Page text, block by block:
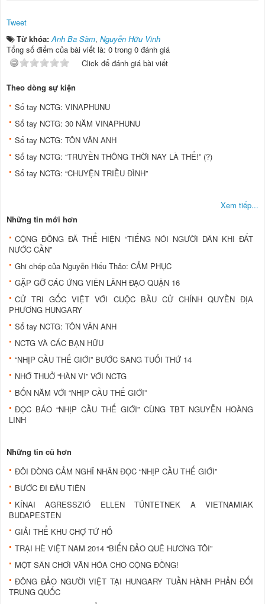
Tweet
Từ khóa:Anh Ba Sàm, Nguyễn Hữu Vinh
Tổng số điểm của bài viết là: 0 trong 0 đánh giá
Click để đánh giá bài viết
Theo dòng sự kiện
Sổ tay NCTG: VINAPHUNU
Sổ tay NCTG: 30 NĂM VINAPHUNU
Sổ tay NCTG: TÔN VÂN ANH
Sổ tay NCTG: “TRUYỀN THÔNG THỜI NAY LÀ THẾ!” (?)
Sổ tay NCTG: “CHUYỆN TRIỀU ĐÌNH”
Xem tiếp...
Những tin mới hơn
CỘNG ĐỒNG ĐÃ THỂ HIỆN “TIẾNG NÓI NGƯỜI DÂN KHI ĐẤT
NƯỚC CẦN”
Ghi chép của Nguyễn Hiếu Thảo: CẢM PHỤC
GẶP GỠ CÁC ỨNG VIÊN LÃNH ĐẠO QUẬN 16
CỬ TRI GỐC VIỆT VỚI CUỘC BẦU CỬ CHÍNH QUYỀN ĐỊA
PHƯƠNG HUNGARY
Sổ tay NCTG: TÔN VÂN ANH
NCTG VÀ CÁC BẠN HỮU
“NHỊP CẦU THẾ GIỚI” BƯỚC SANG TUỔI THỨ 14
NHỚ THUỞ “HÀN VI” VỚI NCTG
BỐN NĂM VỚI “NHỊP CẦU THẾ GIỚI”
ĐỌC BÁO “NHỊP CẦU THẾ GIỚI” CÙNG TBT NGUYỄN HOÀNG
LINH
Những tin cũ hơn
ĐÔI DÒNG CẢM NGHĨ NHÂN ĐỌC “NHỊP CẦU THẾ GIỚI”
BƯỚC ĐI ĐẦU TIÊN
KÍNAI AGRESSZIÓ ELLEN TÜNTETNEK A VIETNAMIAK
BUDAPESTEN
GIẢI THỂ KHU CHỢ TỨ HỔ
TRẠI HÈ VIỆT NAM 2014 “BIỂN ĐẢO QUÊ HƯƠNG TÔI”
MỘT SÂN CHƠI VĂN HÓA CHO CỘNG ĐỒNG!
ĐÔNG ĐẢO NGƯỜI VIỆT TẠI HUNGARY TUẦN HÀNH PHẢN ĐỐI
TRUNG QUỐC